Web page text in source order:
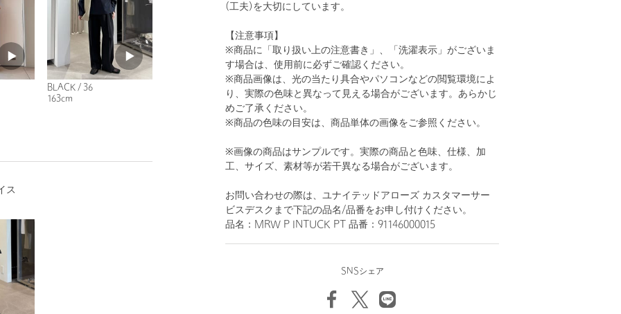
(工夫)を大切にしています。
【注意事項】
※商品に「取り扱い上の注意書き」、「洗濯表示」がございま
す場合は、使用前に必ずご確認ください。
※商品画像は、光の当たり具合やパソコンなどの閲覧環境によ
り、実際の色味と異なって見える場合がございます。あらかじ
めご了承ください。
※商品の色味の目安は、商品単体の画像をご参照ください。
※画像の商品はサンプルです。実際の商品と色味、仕様、加
工、サイズ、素材等が若干異なる場合がございます。
お問い合わせの際は、ユナイテッドアローズ カスタマーサー
ビスデスクまで下記の品名/品番をお申し付けください。
品名：MRW P INTUCK PT 品番：91146000015
SNSシェア
BLACK / 36
163cm
ス